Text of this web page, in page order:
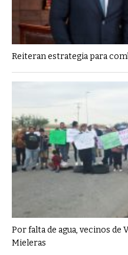
Reiteran estrategia para
Por falta de agua, vecinos de
Mieleras